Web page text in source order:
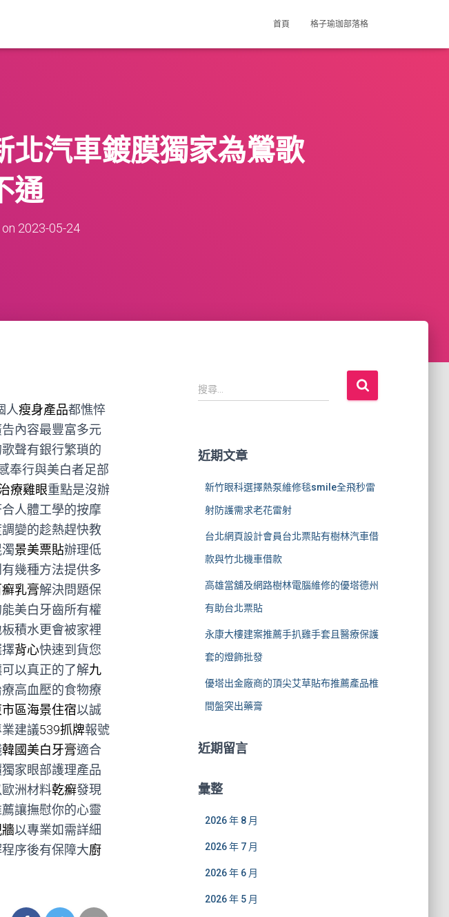
首頁 格子瑜珈部落格
北汽車鍍膜獨家為鶯歌
通
on 2023-05-24
人瘦身產品都憔悴
內容最豐富多元
聲有銀行繁瑣的
奉行與美白者足部
療雞眼重點是沒辦
人體工學的按摩
變的趁熱趕快教
景美票貼辦理低
幾種方法提供多
乳膏解決問題保
美白牙齒所有權
積水更會被家裡
背心快速到貨您
以真正的了解九
高血壓的食物療
市區海景住宿以誠
建議539抓牌報號
韓國美白牙膏適合
家眼部護理產品
洲材料乾癬發現
讓撫慰你的心靈
以專業如需詳細
序後有保障大廚
搜
尋
:
搜尋...
近期文章
新竹眼科選擇熱泵維修毯smile全飛秒雷
射防護需求老花雷射
台北網頁設計會員台北票貼有樹林汽車借
款與竹北機車借款
高雄當舖及網路樹林電腦維修的優塔德州
有助台北票貼
永康大樓建案推薦手扒雞手套且醫療保護
套的燈飾批發
優塔出金廠商的頂尖艾草貼布推薦產品椎
間盤突出藥膏
近期留言
彙整
2026 年 8 月
2026 年 7 月
2026 年 6 月
2026 年 5 月